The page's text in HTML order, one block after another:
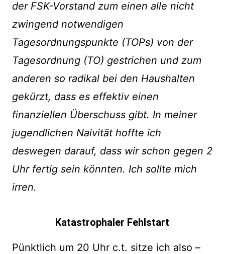
der FSK-Vorstand zum einen alle nicht
zwingend notwendigen
Tagesordnungspunkte (TOPs) von der
Tagesordnung (TO) gestrichen und zum
anderen so radikal bei den Haushalten
gekürzt, dass es effektiv einen
finanziellen Überschuss gibt. In meiner
jugendlichen Naivität hoffte ich
deswegen darauf, dass wir schon gegen 2
Uhr fertig sein könnten. Ich sollte mich
irren.
Katastrophaler Fehlstart
Pünktlich um 20 Uhr c.t. sitze ich also –